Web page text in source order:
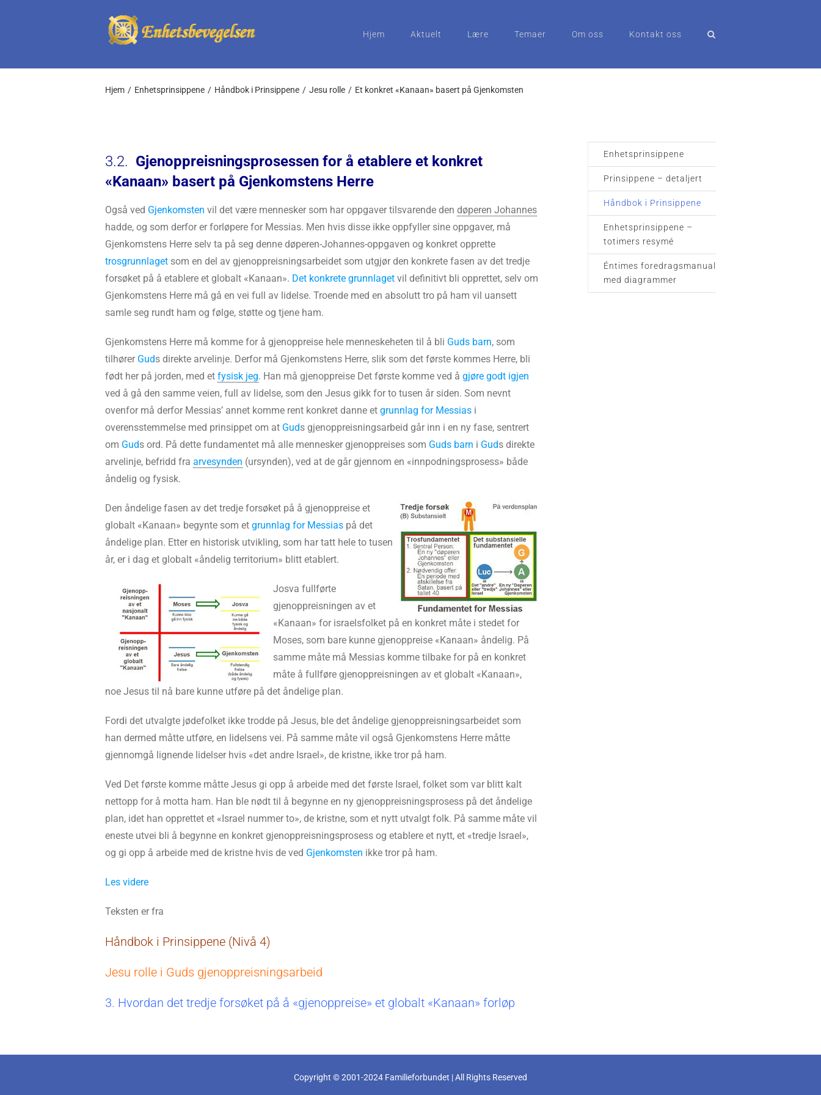
Hjem Aktuelt Lære Temaer Om oss Kontakt oss
Hjem Enhetsprinsippene Håndbok i Prinsippene Jesu rolle Et konkret «Kanaan» basert på Gjenkomsten
3.2. Gjenoppreisningsprosessen for å etablere et konkret
«Kanaan» basert på Gjenkomstens Herre
Også ved Gjenkomsten vil det være mennesker som har oppgaver tilsvarende den døperen Johannes
hadde, og som derfor er forløpere for Messias. Men hvis disse ikke oppfyller sine oppgaver, må
Gjenkomstens Herre selv ta på seg denne døperen-Johannes-oppgaven og konkret opprette
trosgrunnlaget som en del av gjenoppreisningsarbeidet som utgjør den konkrete fasen av det tredje
forsøket på å etablere et globalt «Kanaan». Det konkrete grunnlaget vil definitivt bli opprettet, selv om
Gjenkomstens Herre må gå en vei full av lidelse. Troende med en absolutt tro på ham vil uansett
samle seg rundt ham og følge, støtte og tjene ham.
Gjenkomstens Herre må komme for å gjenoppreise hele menneskeheten til å bli Guds barn, som
tilhører Guds direkte arvelinje. Derfor må Gjenkomstens Herre, slik som det første kommes Herre, bli
født her på jorden, med et fysisk jeg. Han må gjenoppreise Det første komme ved å gjøre godt igjen
ved å gå den samme veien, full av lidelse, som den Jesus gikk for to tusen år siden. Som nevnt
ovenfor må derfor Messias’ annet komme rent konkret danne et grunnlag for Messias i
overensstemmelse med prinsippet om at Guds gjenoppreisningsarbeid går inn i en ny fase, sentrert
om Guds ord. På dette fundamentet må alle mennesker gjenoppreises som Guds barn i Guds direkte
arvelinje, befridd fra arvesynden (ursynden), ved at de går gjennom en «innpodningsprosess» både
åndelig og fysisk.
Den åndelige fasen av det tredje forsøket på å gjenoppreise et
globalt «Kanaan» begynte som et grunnlag for Messias på det
åndelige plan. Etter en historisk utvikling, som har tatt hele to tusen
år, er i dag et globalt «åndelig territorium» blitt etablert.
Josva fullførte
gjenoppreisningen av et
«Kanaan» for israelsfolket på en konkret måte i stedet for
Moses, som bare kunne gjenoppreise «Kanaan» åndelig. På
samme måte må Messias komme tilbake for på en konkret
måte å fullføre gjenoppreisningen av et globalt «Kanaan»,
noe Jesus til nå bare kunne utføre på det åndelige plan.
Fordi det utvalgte jødefolket ikke trodde på Jesus, ble det åndelige gjenoppreisningsarbeidet som
han dermed måtte utføre, en lidelsens vei. På samme måte vil også Gjenkomstens Herre måtte
gjennomgå lignende lidelser hvis «det andre Israel», de kristne, ikke tror på ham.
Ved Det første komme måtte Jesus gi opp å arbeide med det første Israel, folket som var blitt kalt
nettopp for å motta ham. Han ble nødt til å begynne en ny gjenoppreisningsprosess på det åndelige
plan, idet han opprettet et «Israel nummer to», de kristne, som et nytt utvalgt folk. På samme måte vil
eneste utvei bli å begynne en konkret gjenoppreisningsprosess og etablere et nytt, et «tredje Israel»,
og gi opp å arbeide med de kristne hvis de ved Gjenkomsten ikke tror på ham.
Les videre
Teksten er fra
Håndbok i Prinsippene (Nivå 4)
Jesu rolle i Guds gjenoppreisningsarbeid
3. Hvordan det tredje forsøket på å «gjenoppreise» et globalt «Kanaan» forløp
Enhetsprinsippene
Prinsippene – detaljert
Håndbok i Prinsippene
Enhetsprinsippene –
totimers resymé
Éntimes foredragsmanual
med diagrammer
Copyright © 2001-2024 Familieforbundet | All Rights Reserved